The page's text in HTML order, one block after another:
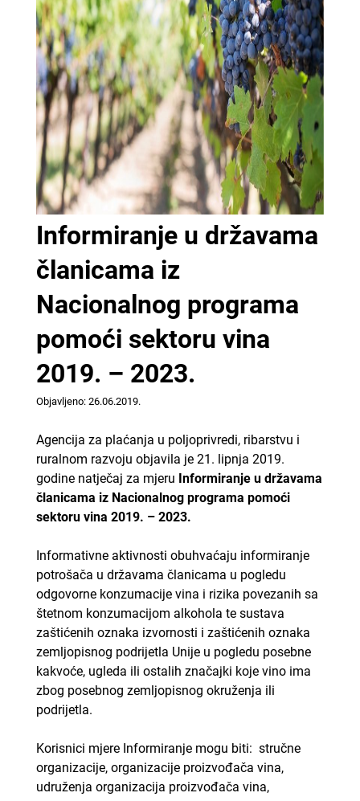
Informiranje u državama
članicama iz
Nacionalnog programa
pomoći sektoru vina
2019. – 2023.
Objavljeno: 26.06.2019.
Agencija za plaćanja u poljoprivredi, ribarstvu i
ruralnom razvoju objavila je 21. lipnja 2019.
godine natječaj za mjeru Informiranje u državama
članicama iz Nacionalnog programa pomoći
sektoru vina 2019. – 2023.
Informativne aktivnosti obuhvaćaju informiranje
potrošača u državama članicama u pogledu
odgovorne konzumacije vina i rizika povezanih sa
štetnom konzumacijom alkohola te sustava
zaštićenih oznaka izvornosti i zaštićenih oznaka
zemljopisnog podrijetla Unije u pogledu posebne
kakvoće, ugleda ili ostalih značajki koje vino ima
zbog posebnog zemljopisnog okruženja ili
podrijetla.
Korisnici mjere Informiranje mogu biti: stručne
organizacije, organizacije proizvođača vina,
udruženja organizacija proizvođača vina,